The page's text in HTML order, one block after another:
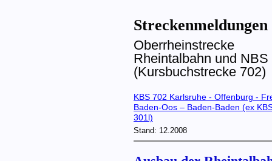
Streckenmeldungen
Oberrheinstrecke
Rheintalbahn und
(Kursbuchstrecke 702)
KBS 702 Karlsruhe - Offenburg -
Baden-Oos – Baden-Baden (ex
301l)
Stand: 12.2008